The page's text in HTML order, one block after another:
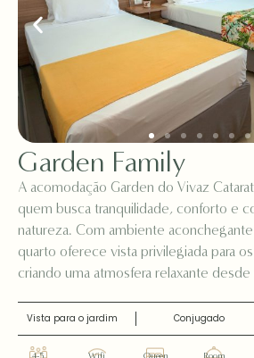
Garden Family
A acomodação Garden do Vivaz
quem busca tranquilidade, conforto e
natureza. Com ambiente
quarto oferece vista privilegiada para
criando uma atmosfera relaxante
Vista para o jardim Conjugado